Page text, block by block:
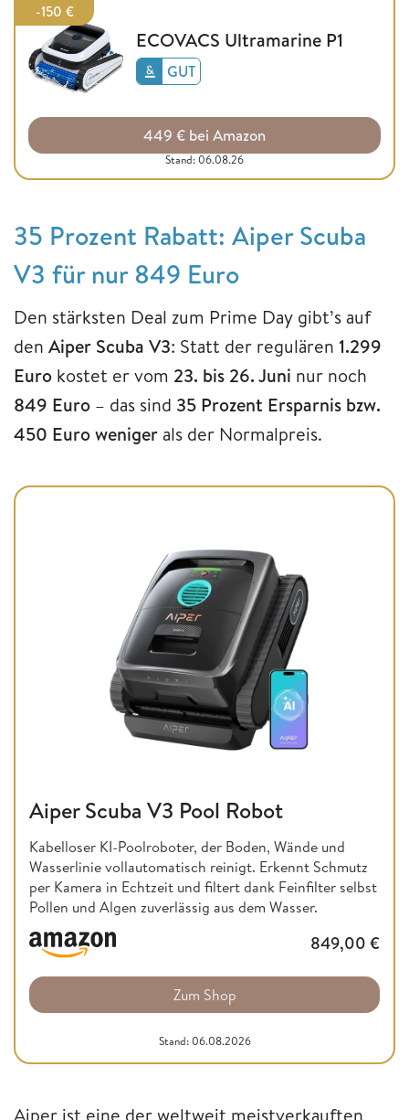
-150 €
ECOVACS Ultramarine P1
GUT
449 € bei Amazon
Stand: 06.08.26
35 Prozent Rabatt: Aiper Scuba
V3 für nur 849 Euro
Den stärksten Deal zum Prime Day gibt’s auf
den Aiper Scuba V3: Statt der regulären 1.299
Euro kostet er vom 23. bis 26. Juni nur noch
849 Euro – das sind 35 Prozent Ersparnis bzw.
450 Euro weniger als der Normalpreis.
Aiper Scuba V3 Pool Robot
Kabelloser KI-Poolroboter, der Boden, Wände und
Wasserlinie vollautomatisch reinigt. Erkennt Schmutz
per Kamera in Echtzeit und filtert dank Feinfilter selbst
Pollen und Algen zuverlässig aus dem Wasser.
849,00 €
Zum Shop
Stand: 06.08.2026
Aiper ist eine der weltweit meistverkauften